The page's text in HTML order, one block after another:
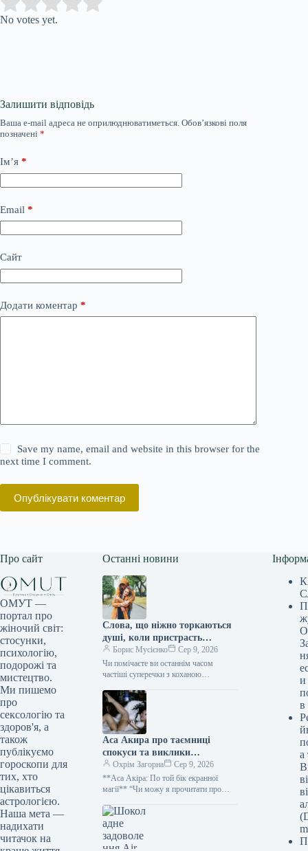
Rate this item:
No votes yet.
Залишити відповідь
Ваша e-mail адреса не оприлюднюватиметься. Обов’язкові поля
позначені *
Ім’я *
Email *
Сайт
Додати коментар *
Save my name, email and website in this browser for the
next time I comment.
Опублікувати коментар
Про сайт
ОМУТ —
портал про
жіночий світ:
стосунки,
психологію,
подорожі та
мистецтво.
Ми пишемо
про
сексологію та
здоров'я, а
також
публікуємо
гороскопи для
тих, хто
цікавиться
астрологією.
Наша мета —
надихати
читачок на
Останні новини
Слова, що ніжно торкаються
душі, коли пристрасть
вщухає, але зв’язок міцнішає
Борис Мусієнко
Сер 9, 2026
Чи помічаєте ви останнім часом
частіші суперечки з коханою
вирішити непорозуміння призводили
до ще більших конфліктів,…
Аса Акира про таємниці
спокуси та виклики
мистецтва насолоди
Охрім Загорна
Сер 9, 2026
**Аса Акіра: По той бік екранної
магії** “Чи можу я прочитати про
Аса…
и
в
а